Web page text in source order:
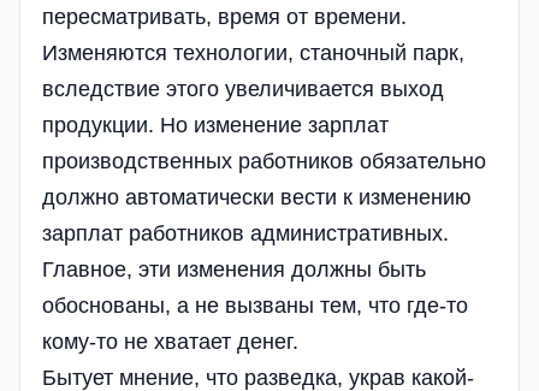
пересматривать, время от времени.
Изменяются технологии, станочный парк,
вследствие этого увеличивается выход
продукции. Но изменение зарплат
производственных работников обязательно
должно автоматически вести к изменению
зарплат работников административных.
Главное, эти изменения должны быть
обоснованы, а не вызваны тем, что где-то
кому-то не хватает денег.
Бытует мнение, что разведка, украв какой-